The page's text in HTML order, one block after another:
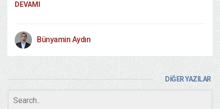
DEVAMI
Bünyamin Aydın
DİĞER YAZILAR